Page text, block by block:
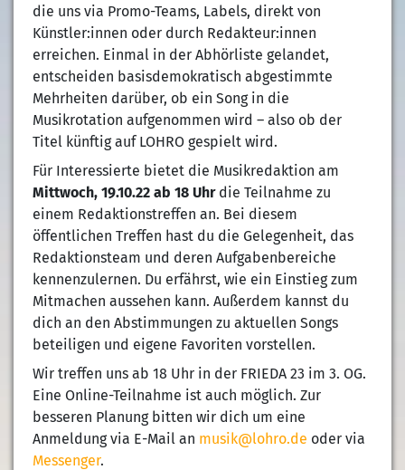
die uns via Promo-Teams, Labels, direkt von
Künstler:innen oder durch Redakteur:innen
erreichen. Einmal in der Abhörliste gelandet,
entscheiden basisdemokratisch abgestimmte
Mehrheiten darüber, ob ein Song in die
Musikrotation aufgenommen wird – also ob der
Titel künftig auf LOHRO gespielt wird.
Für Interessierte bietet die Musikredaktion am
Mittwoch, 19.10.22 ab 18 Uhrdie Teilnahme zu
einem Redaktionstreffen an. Bei diesem
öffentlichen Treffen hast du die Gelegenheit, das
Redaktionsteam und deren Aufgabenbereiche
kennenzulernen. Du erfährst, wie ein Einstieg zum
Mitmachen aussehen kann. Außerdem kannst du
dich an den Abstimmungen zu aktuellen Songs
beteiligen und eigene Favoriten vorstellen.
Wir treffen uns ab 18 Uhr in der FRIEDA 23 im 3. OG.
Eine Online-Teilnahme ist auch möglich. Zur
besseren Planung bitten wir dich um eine
Anmeldung via E-Mail an musik@lohro.de oder via
Messenger.